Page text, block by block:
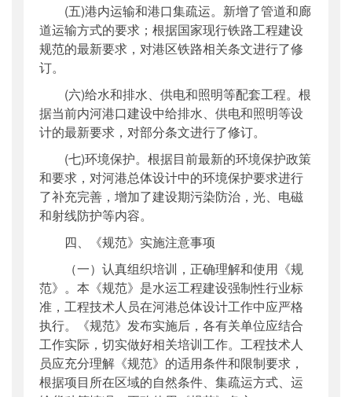
(五)港内运输和港口集疏运。新增了管道和廊
道运输方式的要求；根据国家现行铁路工程建设
规范的最新要求，对港区铁路相关条文进行了修
订。
(六)给水和排水、供电和照明等配套工程。根
据当前内河港口建设中给排水、供电和照明等设
计的最新要求，对部分条文进行了修订。
(七)环境保护。根据目前最新的环境保护政策
和要求，对河港总体设计中的环境保护要求进行
了补充完善，增加了建设期污染防治，光、电磁
和射线防护等内容。
四、《规范》实施注意事项
（一）认真组织培训，正确理解和使用《规
范》。本《规范》是水运工程建设强制性行业标
准，工程技术人员在河港总体设计工作中应严格
执行。《规范》发布实施后，各有关单位应结合
工作实际，切实做好相关培训工作。工程技术人
员应充分理解《规范》的适用条件和限制要求，
根据项目所在区域的自然条件、集疏运方式、运